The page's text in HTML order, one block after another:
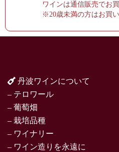
ワインは通信販売でお
※20歳未満の方はお買
丹波ワインについて
– テロワール
– 葡萄畑
– 栽培品種
– ワイナリー
– ワイン造りを永遠に